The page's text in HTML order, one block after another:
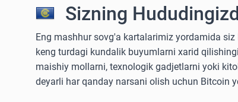
Sizning
Eng mashhur sovg'a kartalarimiz yordamida
keng turdagi kundalik buyumlarni xarid
maishiy mollarni, texnologik gadjetlarni yoki
deyarli har qanday narsani olish uchun Bitcoin